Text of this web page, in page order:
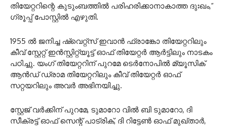
തിയേറ്ററിന്റെ കുടുംബത്തിൽ പരിഹരിക്കാനാകാത്ത ദുഃഖം,”
ഗ്രൂപ്പ് പോസ്റ്റിൽ എഴുതി.
1955 ൽ ജനിച്ച ഷ്വെറ്റ്സ് ഇവാൻ ഫ്രാങ്കോ തിയേറ്ററിലും
കീവ് സ്റ്റേറ്റ് ഇൻസ്റ്റിറ്റ്യൂട്ട് ഓഫ് തിയേറ്റർ ആർട്ടിലും നാടകം
പഠിച്ചു. യംഗ് തിയേറ്ററിന് പുറമേ ടെർനോപിൽ മ്യൂസിക്
ആൻഡ് ഡ്രാമ തിയേറ്ററിലും കീവ് തിയേറ്റർ ഓഫ്
സറ്റയറിലും അവർ അഭിനയിച്ചു.
സ്റ്റേജ് വർക്കിന് പുറമേ, ടുമാറോ വിൽ ബി ടുമാറോ, ദി
സീക്രട്ട് ഓഫ് സെന്റ് പാട്രിക്, ദി റിട്ടേൺ ഓഫ് മുഖ്താർ,